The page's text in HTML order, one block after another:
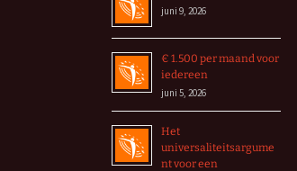
juni 9, 2026
€ 1.500 per maand voor
iedereen
juni 5, 2026
Het
universaliteitsargume
nt voor een